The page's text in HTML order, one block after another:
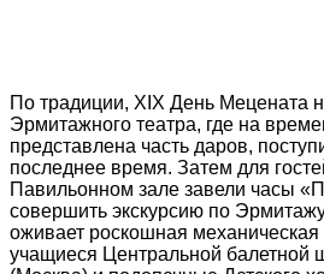
По традиции, XIX День Мецената
Эрмитажного театра, где на
представлена часть даров,
последнее время. Затем для
Павильонном зале завели часы
совершить экскурсию по
оживает роскошная механическая
учащиеся Центральной балетной